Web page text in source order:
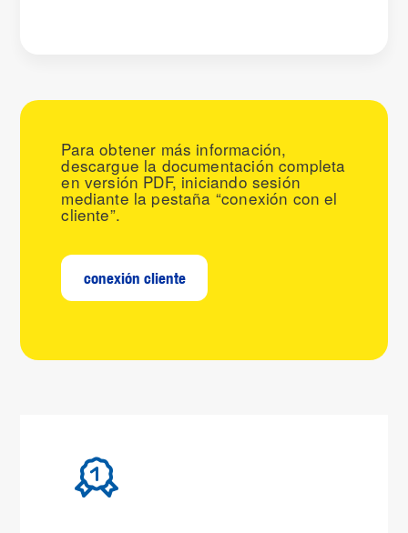
Para obtener más información,
descargue la documentación completa
en versión PDF, iniciando sesión
mediante la pestaña “conexión con el
cliente”.
conexión cliente